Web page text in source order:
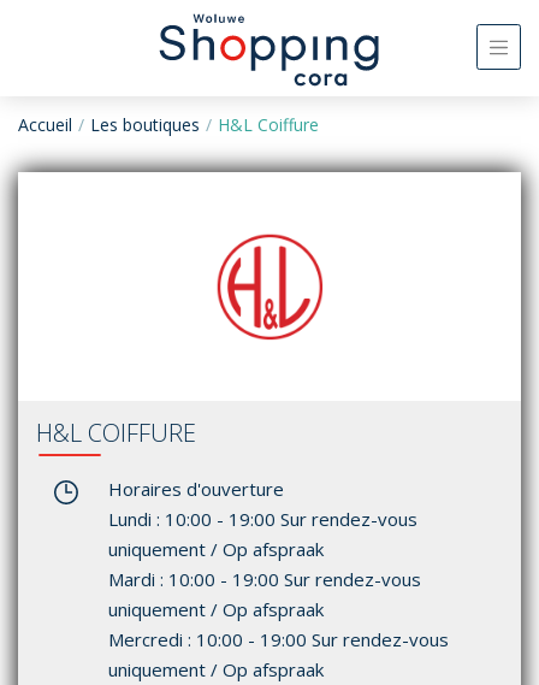
Accueil Les boutiques H&L Coiffure
H&L COIFFURE
Horaires d'ouverture
Lundi : 10:00 - 19:00 Sur rendez-vous
uniquement / Op afspraak
Mardi : 10:00 - 19:00 Sur rendez-vous
uniquement / Op afspraak
Mercredi : 10:00 - 19:00 Sur rendez-vous
uniquement / Op afspraak